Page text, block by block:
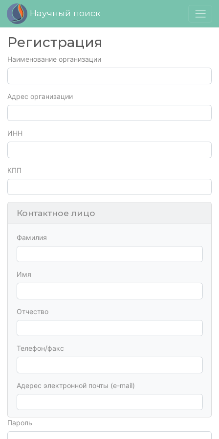
Научный поиск
Регистрация
Наименование организации
Адрес организации
ИНН
КПП
Контактное лицо
Фамилия
Имя
Отчество
Телефон/факс
Адерес электронной почты (e-mail)
Пароль